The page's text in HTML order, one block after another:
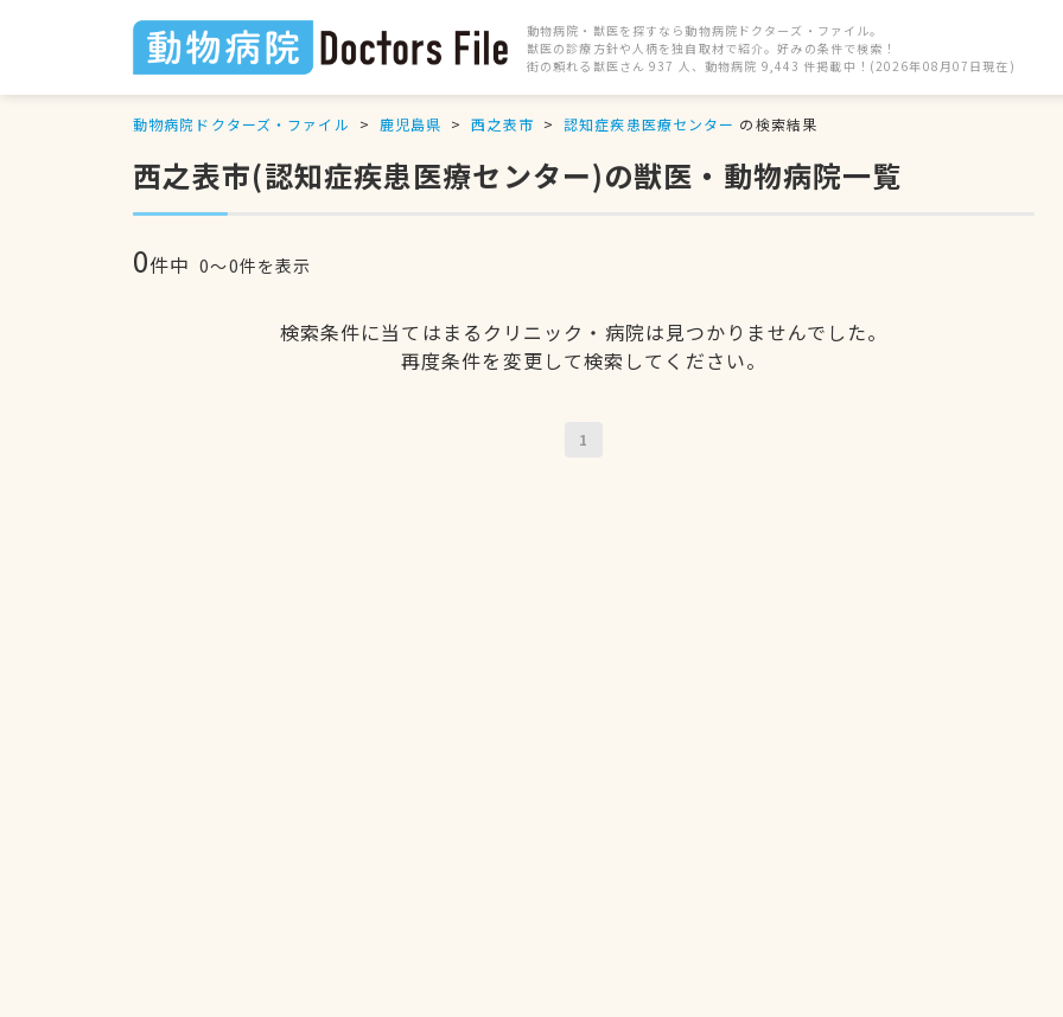
動物病院・獣医を探すなら動物病院ドクターズ・ファイル。
獣医の診療方針や人柄を独自取材で紹介。好みの条件で検索！
街の頼れる獣医さん 937 人、動物病院 9,443 件掲載中！(2026年08月07日現在)
動物病院ドクターズ・ファイル 鹿児島県 西之表市 認知症疾患医療センター の検索結果
西之表市(認知症疾患医療センター)の獣医・動物病院一覧
0件中 0〜0件を表示
検索条件に当てはまるクリニック・病院は見つかりませんでした。
再度条件を変更して検索してください。
1